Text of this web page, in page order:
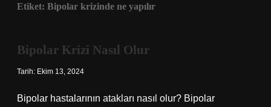
Etiket: Bipolar krizinde ne yapılır
Bipolar Krizi Nasıl Olur
Tarih: Ekim 13, 2024
Bipolar hastalarının atakları nasıl olur? Bipolar